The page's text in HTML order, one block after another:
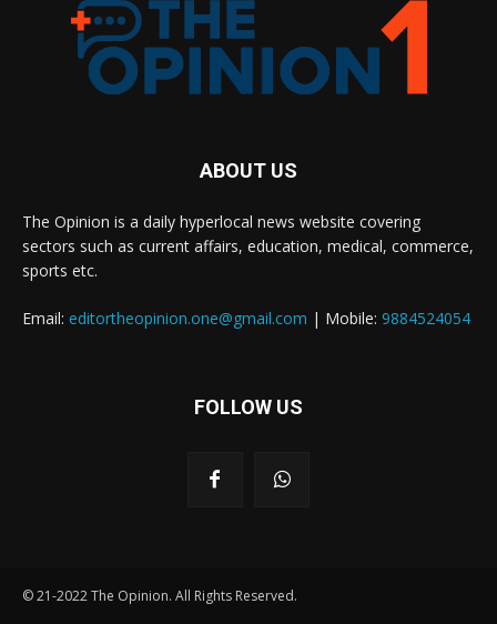
ABOUT US
The Opinion is a daily hyperlocal news website covering
sectors such as current affairs, education, medical, commerce,
sports etc.
Email: editortheopinion.one@gmail.com | Mobile: 9884524054
FOLLOW US
© 21-2022 The Opinion. All Rights Reserved.